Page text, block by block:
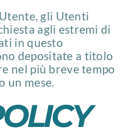
gli Utenti
agli estremi di
in questo
depositate a titolo
nel più breve tempo
un mese.